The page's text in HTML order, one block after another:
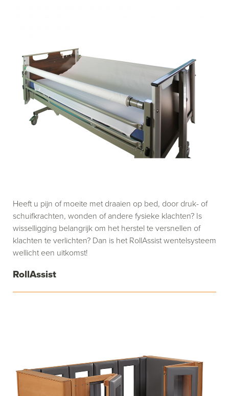
RollAssist
Heeft u pijn of moeite met draaien op bed, door druk- of
schuifkrachten, wonden of andere fysieke klachten? Is
wisselligging belangrijk om het herstel te versnellen of
klachten te verlichten? Dan is het RollAssist wentelsysteem
wellicht een uitkomst!